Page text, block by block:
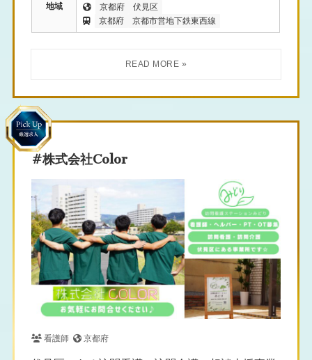
地域 京都府
伏見区
京都府
京都市営地下鉄東西線
#株式会社Color
看護師 京都府